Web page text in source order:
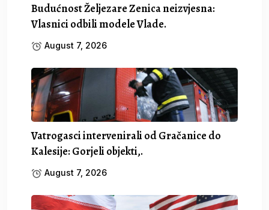
Budućnost Željezare Zenica neizvjesna:
Vlasnici odbili modele Vlade.
August 7, 2026
Vatrogasci intervenirali od Gračanice do
Kalesije: Gorjeli objekti,.
August 7, 2026